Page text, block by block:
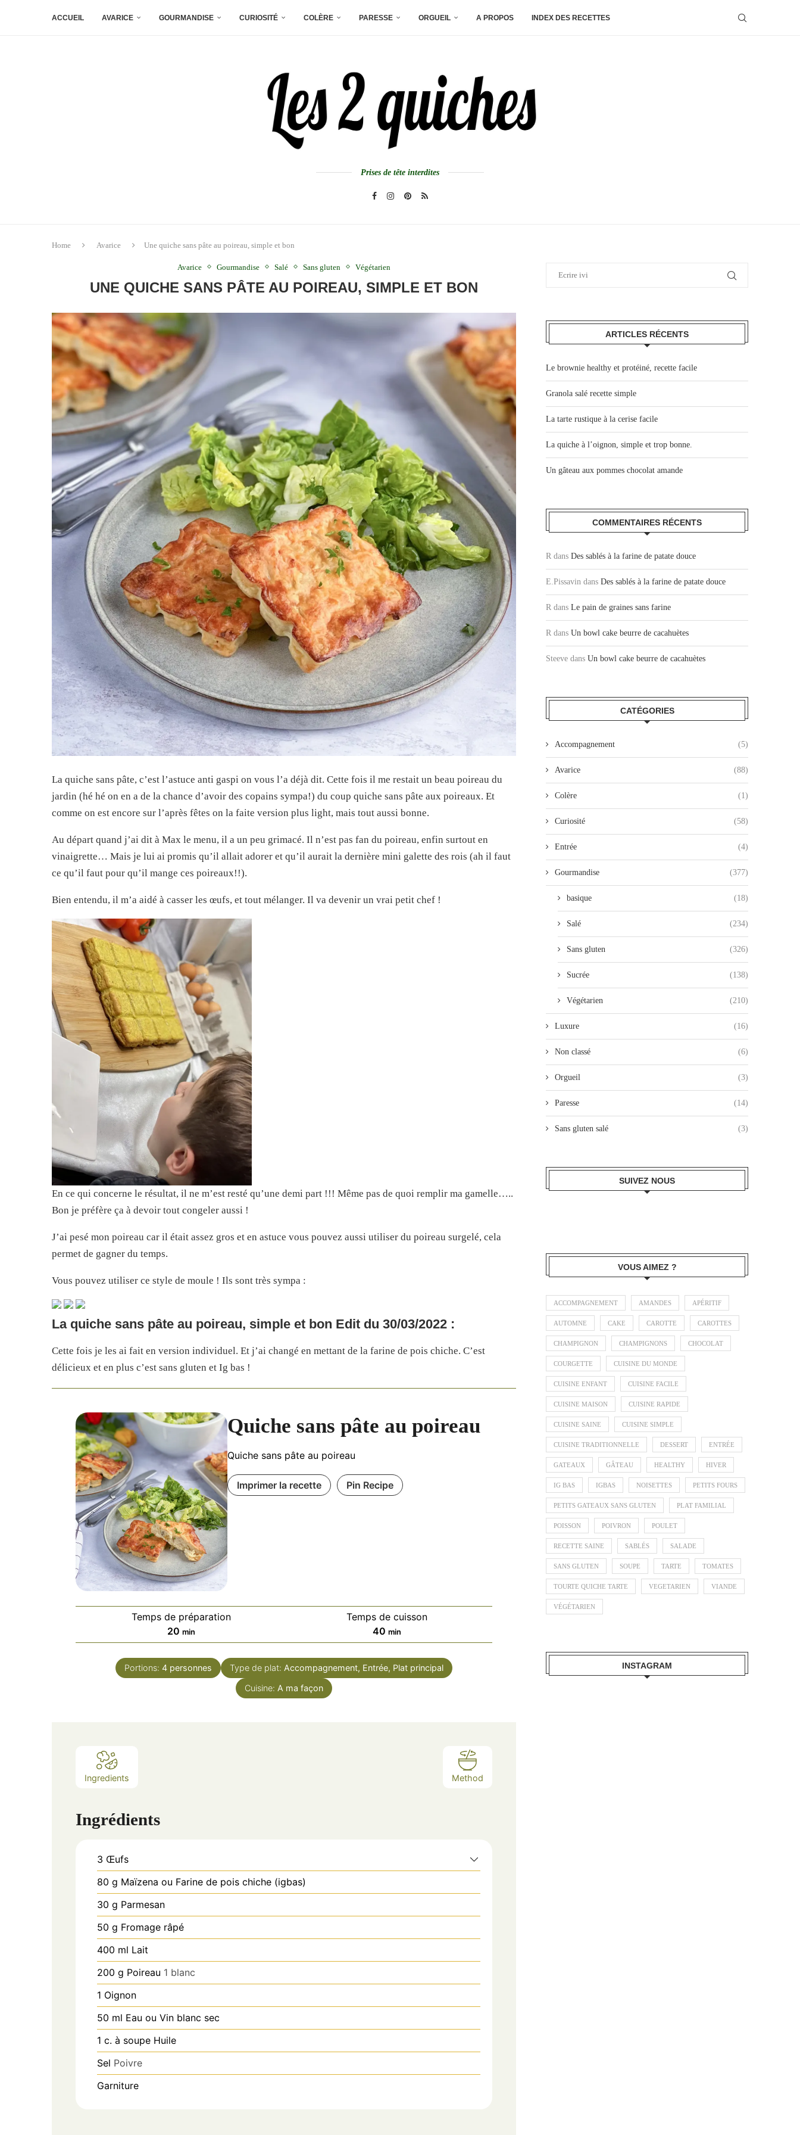
ACCUEIL AVARICE GOURMANDISE CURIOSITÉ COLÈRE PARESSE ORGUEIL A PROPOS INDEX DES RECETTES
Prises de tête interdites
Home Avarice Une quiche sans pâte au poireau, simple et bon
Avarice Gourmandise Salé Sans gluten Végétarien
UNE QUICHE SANS PÂTE AU POIREAU, SIMPLE ET BON
La quiche sans pâte, c’est l’astuce anti gaspi on vous l’a déjà dit. Cette fois il me restait un beau poireau du
jardin (hé hé on en a de la chance d’avoir des copains sympa!) du coup quiche sans pâte aux poireaux. Et
comme on est encore sur l’après fêtes on la faite version plus light, mais tout aussi bonne.
Au départ quand j’ai dit à Max le menu, il a un peu grimacé. Il n’est pas fan du poireau, enfin surtout en
vinaigrette… Mais je lui ai promis qu’il allait adorer et qu’il aurait la dernière mini galette des rois (ah il faut
ce qu’il faut pour qu’il mange ces poireaux!!).
Bien entendu, il m’a aidé à casser les œufs, et tout mélanger. Il va devenir un vrai petit chef !
En ce qui concerne le résultat, il ne m’est resté qu’une demi part !!! Même pas de quoi remplir ma gamelle…..
Bon je préfère ça à devoir tout congeler aussi !
J’ai pesé mon poireau car il était assez gros et en astuce vous pouvez aussi utiliser du poireau surgelé, cela
permet de gagner du temps.
Vous pouvez utiliser ce style de moule ! Ils sont très sympa :
La quiche sans pâte au poireau, simple et bon Edit du 30/03/2022 :
Cette fois je les ai fait en version individuel. Et j’ai changé en mettant de la farine de pois chiche. C’est
délicieux et en plus c’est sans gluten et Ig bas !
Quiche sans pâte au poireau
Quiche sans pâte au poireau
Imprimer la recette Pin Recipe
Temps de préparation
20 minutes
min
Temps de cuisson
40minutes
min
Portions: 4 personnes Type de plat: Accompagnement, Entrée, Plat principal
Cuisine: A ma façon
Ingredients Method
Ingrédients
3 Œufs
80 g Maïzena ou Farine de pois chiche (igbas)
30 g Parmesan
50 g Fromage râpé
400 ml Lait
200 g Poireau 1 blanc
1 Oignon
50 ml Eau ou Vin blanc sec
1 c. à soupe Huile
Sel Poivre
Garniture
ARTICLES RÉCENTS
Le brownie healthy et protéiné, recette facile
Granola salé recette simple
La tarte rustique à la cerise facile
La quiche à l’oignon, simple et trop bonne.
Un gâteau aux pommes chocolat amande
COMMENTAIRES RÉCENTS
R dans Des sablés à la farine de patate douce
E.Pissavin dans Des sablés à la farine de patate douce
R dans Le pain de graines sans farine
R dans Un bowl cake beurre de cacahuètes
Steeve dans Un bowl cake beurre de cacahuètes
CATÉGORIES
Accompagnement (5)
Avarice (88)
Colère (1)
Curiosité (58)
Entrée (4)
Gourmandise (377)
basique (18)
Salé (234)
Sans gluten (326)
Sucrée (138)
Végétarien (210)
Luxure (16)
Non classé (6)
Orgueil (3)
Paresse (14)
Sans gluten salé (3)
SUIVEZ NOUS
VOUS AIMEZ ?
ACCOMPAGNEMENT AMANDES APÉRITIF
AUTOMNE CAKE CAROTTE CAROTTES
CHAMPIGNON CHAMPIGNONS CHOCOLAT
COURGETTE CUISINE DU MONDE
CUISINE ENFANT CUISINE FACILE
CUISINE MAISON CUISINE RAPIDE
CUISINE SAINE CUISINE SIMPLE
CUISINE TRADITIONNELLE DESSERT ENTRÉE
GATEAUX GÂTEAU HEALTHY HIVER
IG BAS IGBAS NOISETTES PETITS FOURS
PETITS GATEAUX SANS GLUTEN PLAT FAMILIAL
POISSON POIVRON POULET
RECETTE SAINE SABLÉS SALADE
SANS GLUTEN SOUPE TARTE TOMATES
TOURTE QUICHE TARTE VEGETARIEN VIANDE
VÉGÉTARIEN
INSTAGRAM